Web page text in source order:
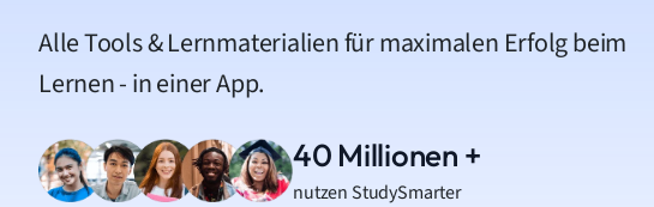
Alle Tools & Lernmaterialien für maximalen Erfolg beim
Lernen - in einer App.
40 Millionen +
nutzen StudySmarter